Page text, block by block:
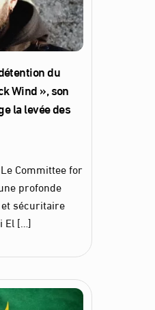
du
Wind », son
la levée des
Committee for
profonde
sécuritaire
El […]